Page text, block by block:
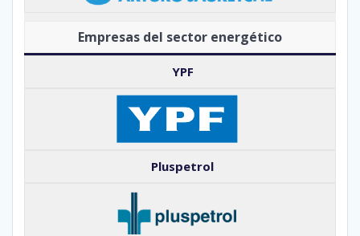
Empresas del sector energético
YPF
Pluspetrol